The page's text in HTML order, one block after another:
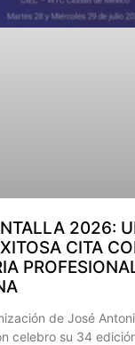
2026:
CITA
de José
celebro su 34